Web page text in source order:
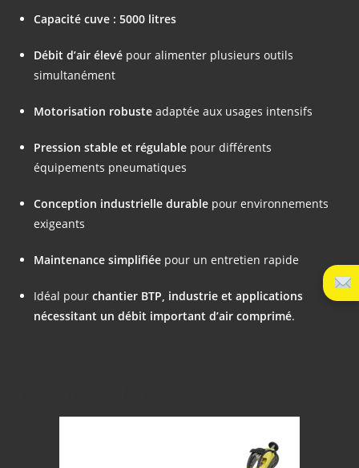
Capacité cuve : 5000 litres
Débit d’air élevé pour alimenter plusieurs outils
simultanément
Motorisation robuste adaptée aux usages intensifs
Pression stable et régulable pour différents
équipements pneumatiques
Conception industrielle durable pour environnements
exigeants
Maintenance simplifiée pour un entretien rapide
Idéal pourchantier BTP, industrie et applications
nécessitant un débit important d’air comprimé.